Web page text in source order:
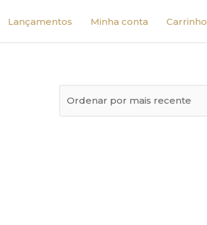
Lançamentos Minha conta Carrinho